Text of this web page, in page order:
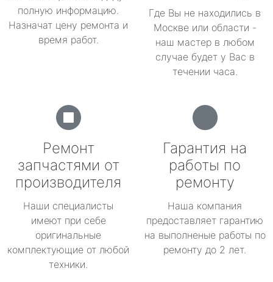
полную информацию.
Назначат цену ремонта и
время работ.
Где Вы не находились в
Москве или области -
наш мастер в любом
случае будет у Вас в
течении часа.
Ремонт
запчастями от
производителя
Наши специалисты
имеют при себе
оригинальные
комплектующие от любой
техники.
Гарантия на
работы по
ремонту
Наша компания
предоставляет гарантию
на выполненые работы по
ремонту до 2 лет.